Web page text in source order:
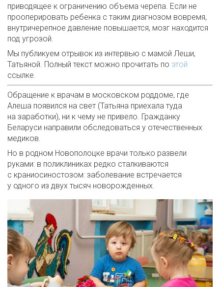
приводящее к ограничению объема черепа. Если не
прооперировать ребенка с таким диагнозом вовремя,
внутричерепное давление повышается, мозг находится
под угрозой.
Мы публикуем отрывок из интервью с мамой Леши,
Татьяной. Полный текст можно прочитать по этой
ссылке.
Обращение к врачам в московском роддоме, где
Алеша появился на свет (Татьяна приехала туда
на заработки), ни к чему не привело. Гражданку
Беларуси направили обследоваться у отечественных
медиков.
Но в родном Новополоцке врачи только развели
руками: в поликлиниках редко сталкиваются
с краниосиностозом: заболевание встречается
у одного из двух тысяч новорожденных.